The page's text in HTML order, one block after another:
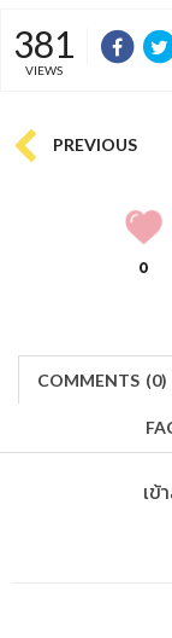
381
VIEWS
PREVIOUS
0
COMMENTS (0)
เข้